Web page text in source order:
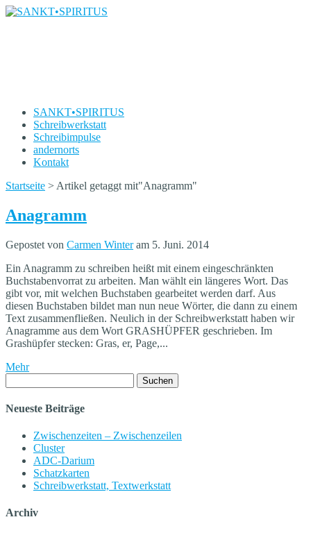
SANKT•SPIRITUS
Schreibwerkstatt
Schreibimpulse
andernorts
Kontakt
Startseite > Artikel getaggt mit"Anagramm"
Anagramm
Gepostet von Carmen Winteram 5. Juni. 2014
Ein Anagramm zu schreiben heißt mit einem eingeschränkten
Buchstabenvorrat zu arbeiten. Man wählt ein längeres Wort. Das
gibt vor, mit welchen Buchstaben gearbeitet werden darf. Aus
diesen Buchstaben bildet man nun neue Wörter, die dann zu einem
Text zusammenfließen. Neulich in der Schreibwerkstatt haben wir
Anagramme aus dem Wort GRASHÜPFER geschrieben. Im
Grashüpfer stecken: Gras, er, Page,...
Mehr
nach:
Neueste Beiträge
Zwischenzeiten – Zwischenzeilen
Cluster
ADC-Darium
Schatzkarten
Schreibwerkstatt, Textwerkstatt
Archiv